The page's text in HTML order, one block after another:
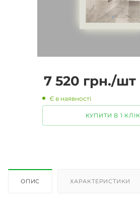
7 520 грн./шт
Є в наявності
КУПИТИ В 1 КЛІК
ОПИС ХАРАКТЕРИСТИКИ